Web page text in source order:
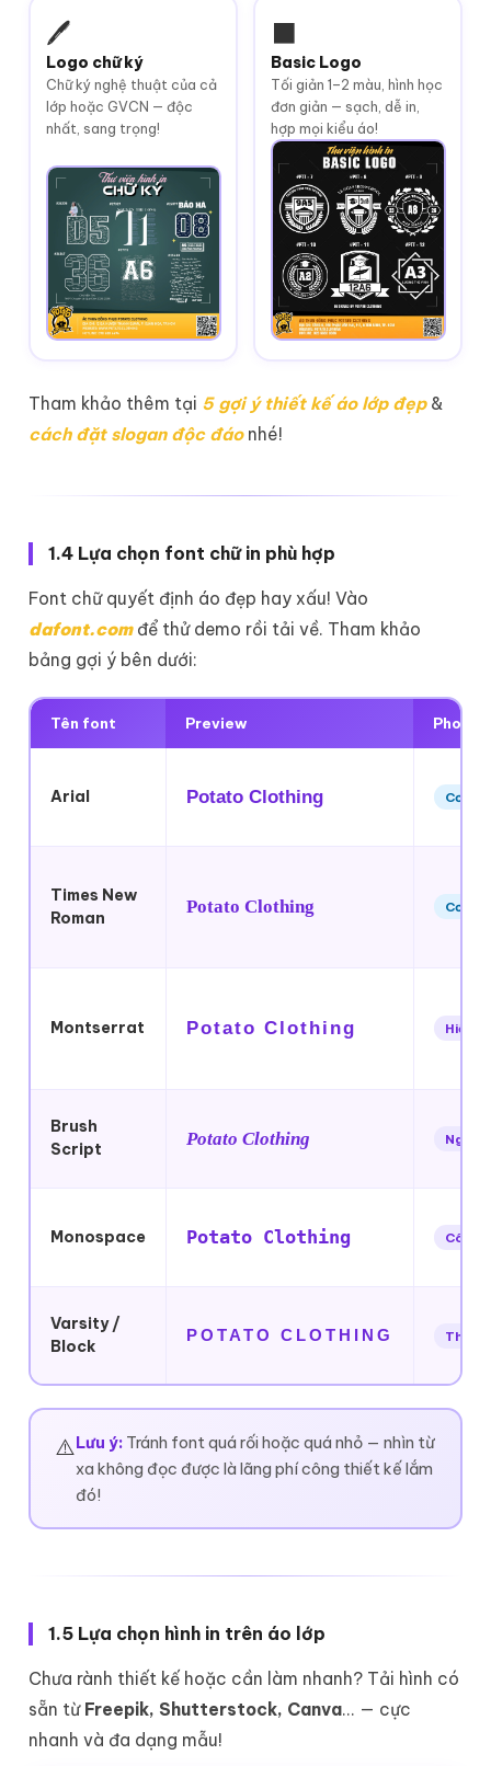
🖊️
Logo chữ ký
Chữ ký nghệ thuật của cả
lớp hoặc GVCN — độc
nhất, sang trọng!
⬛
Basic Logo
Tối giản 1–2 màu, hình học
đơn giản — sạch, dễ in,
hợp mọi kiểu áo!
Tham khảo thêm tại 5 gợi ý thiết kế áo lớp đẹp&
cách đặt slogan độc đáonhé!
1.4 Lựa chọn font chữ in phù hợp
Font chữ quyết định áo đẹp hay xấu! Vào
dafont.comđể thử demo rồi tải về. Tham khảo
bảng gợi ý bên dưới:
Tên font Preview Phong
Arial Potato Clothing Cơ bản
Times New
Roman
Potato Clothing Cơ bản
Montserrat Potato Clothing Hiện
Brush
Script
Potato Clothing Nghệ
Monospace Potato Clothing Công
Varsity /
Block
POTATO CLOTHING Thể
⚠️Lưu ý:Tránh font quá rối hoặc quá nhỏ — nhìn từ
xa không đọc được là lãng phí công thiết kế lắm
đó!
1.5 Lựa chọn hình in trên áo lớp
Chưa rành thiết kế hoặc cần làm nhanh? Tải hình có
sẵn từ Freepik, Shutterstock, Canva... — cực
nhanh và đa dạng mẫu!